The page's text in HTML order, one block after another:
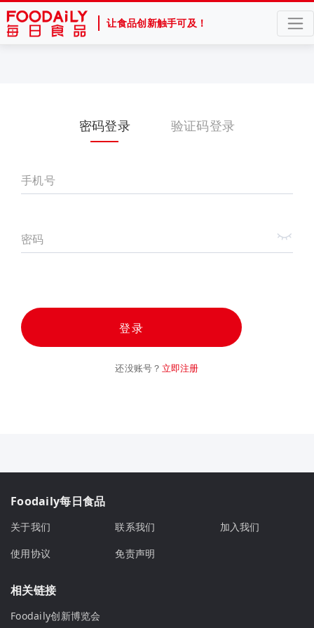
让食品创新触手可及！
密码登录 验证码登录
手机号
密码
登录
还没账号？ 立即注册
Foodaily每日食品
关于我们 联系我们
加入我们
使用协议
免责声明
相关链接
Foodaily创新博览会